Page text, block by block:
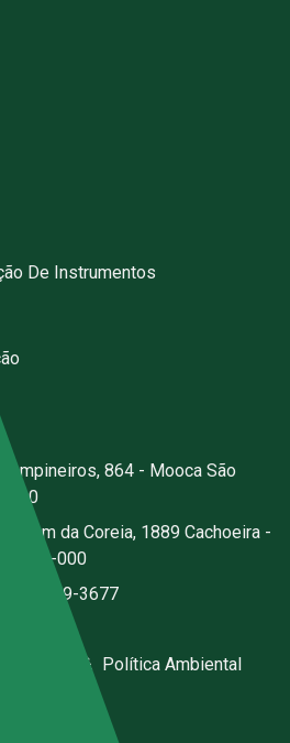
De Instrumentos
Campineiros, 864 - Mooca São
020
da Coreia, 1889 Cachoeira -
07500-000
97059-3677
Política Ambiental